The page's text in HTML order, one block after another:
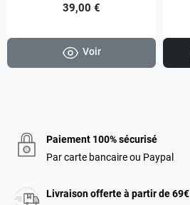
39,00 €
Voir
Paiement 100% sécurisé
Par carte bancaire ou Paypal
Livraison offerte à partir de 69€